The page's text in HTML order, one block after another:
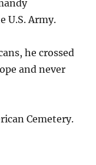
U.S. Army.
he crossed
and never
Cemetery.